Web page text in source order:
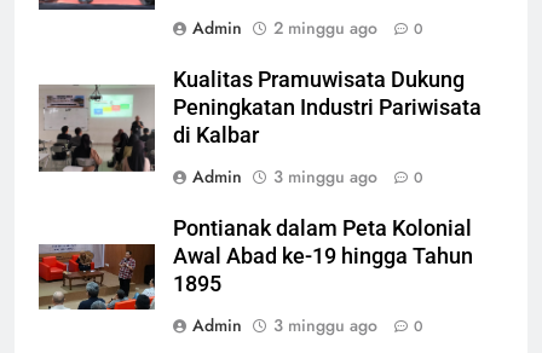
Admin
2 minggu ago 0
Kualitas Pramuwisata Dukung
Peningkatan Industri Pariwisata
di Kalbar
Admin
3 minggu ago 0
Pontianak dalam Peta Kolonial
Awal Abad ke-19 hingga Tahun
1895
Admin
3 minggu ago 0